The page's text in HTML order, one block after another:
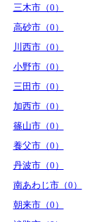
三木市（0）
高砂市（0）
川西市（0）
小野市（0）
三田市（0）
加西市（0）
篠山市（0）
養父市（0）
丹波市（0）
南あわじ市（0）
朝来市（0）